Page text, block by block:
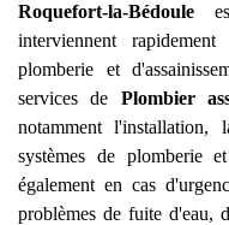
Roquefort-la-Bédoule
interviennent
plomberie et
services de Plombier
notamment l'installation,
systèmes de plomberie
également en cas
problèmes de fuite d'eau,